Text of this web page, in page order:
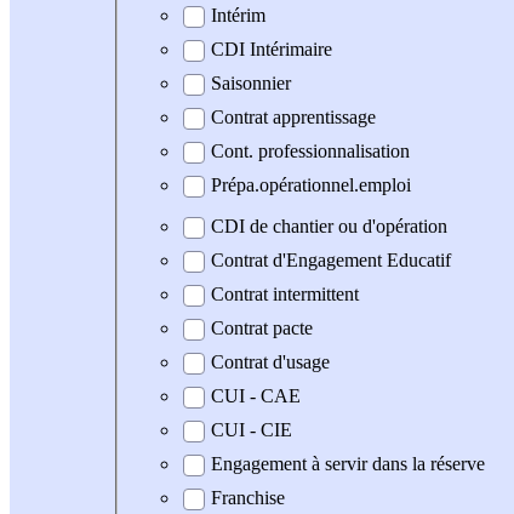
Intérim
CDI Intérimaire
Saisonnier
Contrat apprentissage
Cont. professionnalisation
Prépa.opérationnel.emploi
CDI de chantier ou d'opération
Contrat d'Engagement Educatif
Contrat intermittent
Contrat pacte
Contrat d'usage
CUI - CAE
CUI - CIE
Engagement à servir dans la réserve
Franchise